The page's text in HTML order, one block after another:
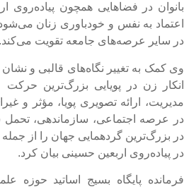
در فضاهایی همچون پیاده‌روی
‌به نفس و خودباوری زنان می‌شود
سایر عرصه‌های جامعه تقویت می‌کند.
کمک به تغییر نگاه‌های قالبی و
زن در پویایی بزرگ‌ترین
ارائه تصویری پویا، مؤثر و
عرصه اجتماعی، سازماندهی،
بزرگ‌ترین گردهمایی جهان را از جمله
پیاده‌روی اربعین حسینی بیان کرد.
پایگاه بسیج اساتید حوزه